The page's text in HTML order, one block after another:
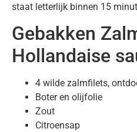
staat letterlijk binnen 15
Gebakken
Hollandaise
4 wilde zalmfilets,
Boter en olijfolie
Zout
Citroensap